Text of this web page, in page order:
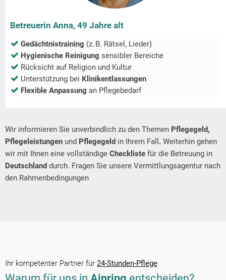
Betreuerin Anna, 49 Jahre alt
Gedächtnistraining (z. B. Rätsel, Lieder)
Hygienische Reinigung sensibler Bereiche
Rücksicht auf Religion und Kultur
Unterstützung bei Klinikentlassungen
Flexible Anpassung an Pflegebedarf
Wir informieren Sie unverbindlich zu den Themen Pflegegeld,
Pflegeleistungen und Pflegegeld in Ihrem Fall . Weiterhin gehen
wir mit Ihnen eine vollständige Checkliste für die Betreuung in
Deutschland durch. Fragen Sie unsere Vermittlungsagentur nach
den Rahmenbedingungen
Ihr kompetenter Partner für 24-Stunden-Pflege